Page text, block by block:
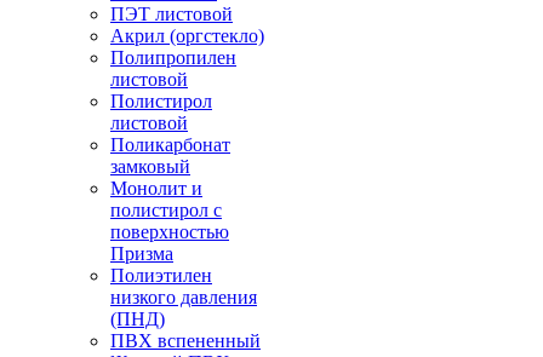
ПЭТ листовой
Акрил (оргстекло)
Полипропилен
листовой
Полистирол
листовой
Поликарбонат
замковый
Монолит и
полистирол с
поверхностью
Призма
Полиэтилен
низкого давления
(ПНД)
ПВХ вспененный